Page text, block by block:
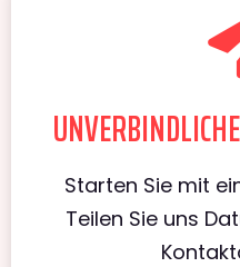
Starten Sie mit
Teilen Sie uns